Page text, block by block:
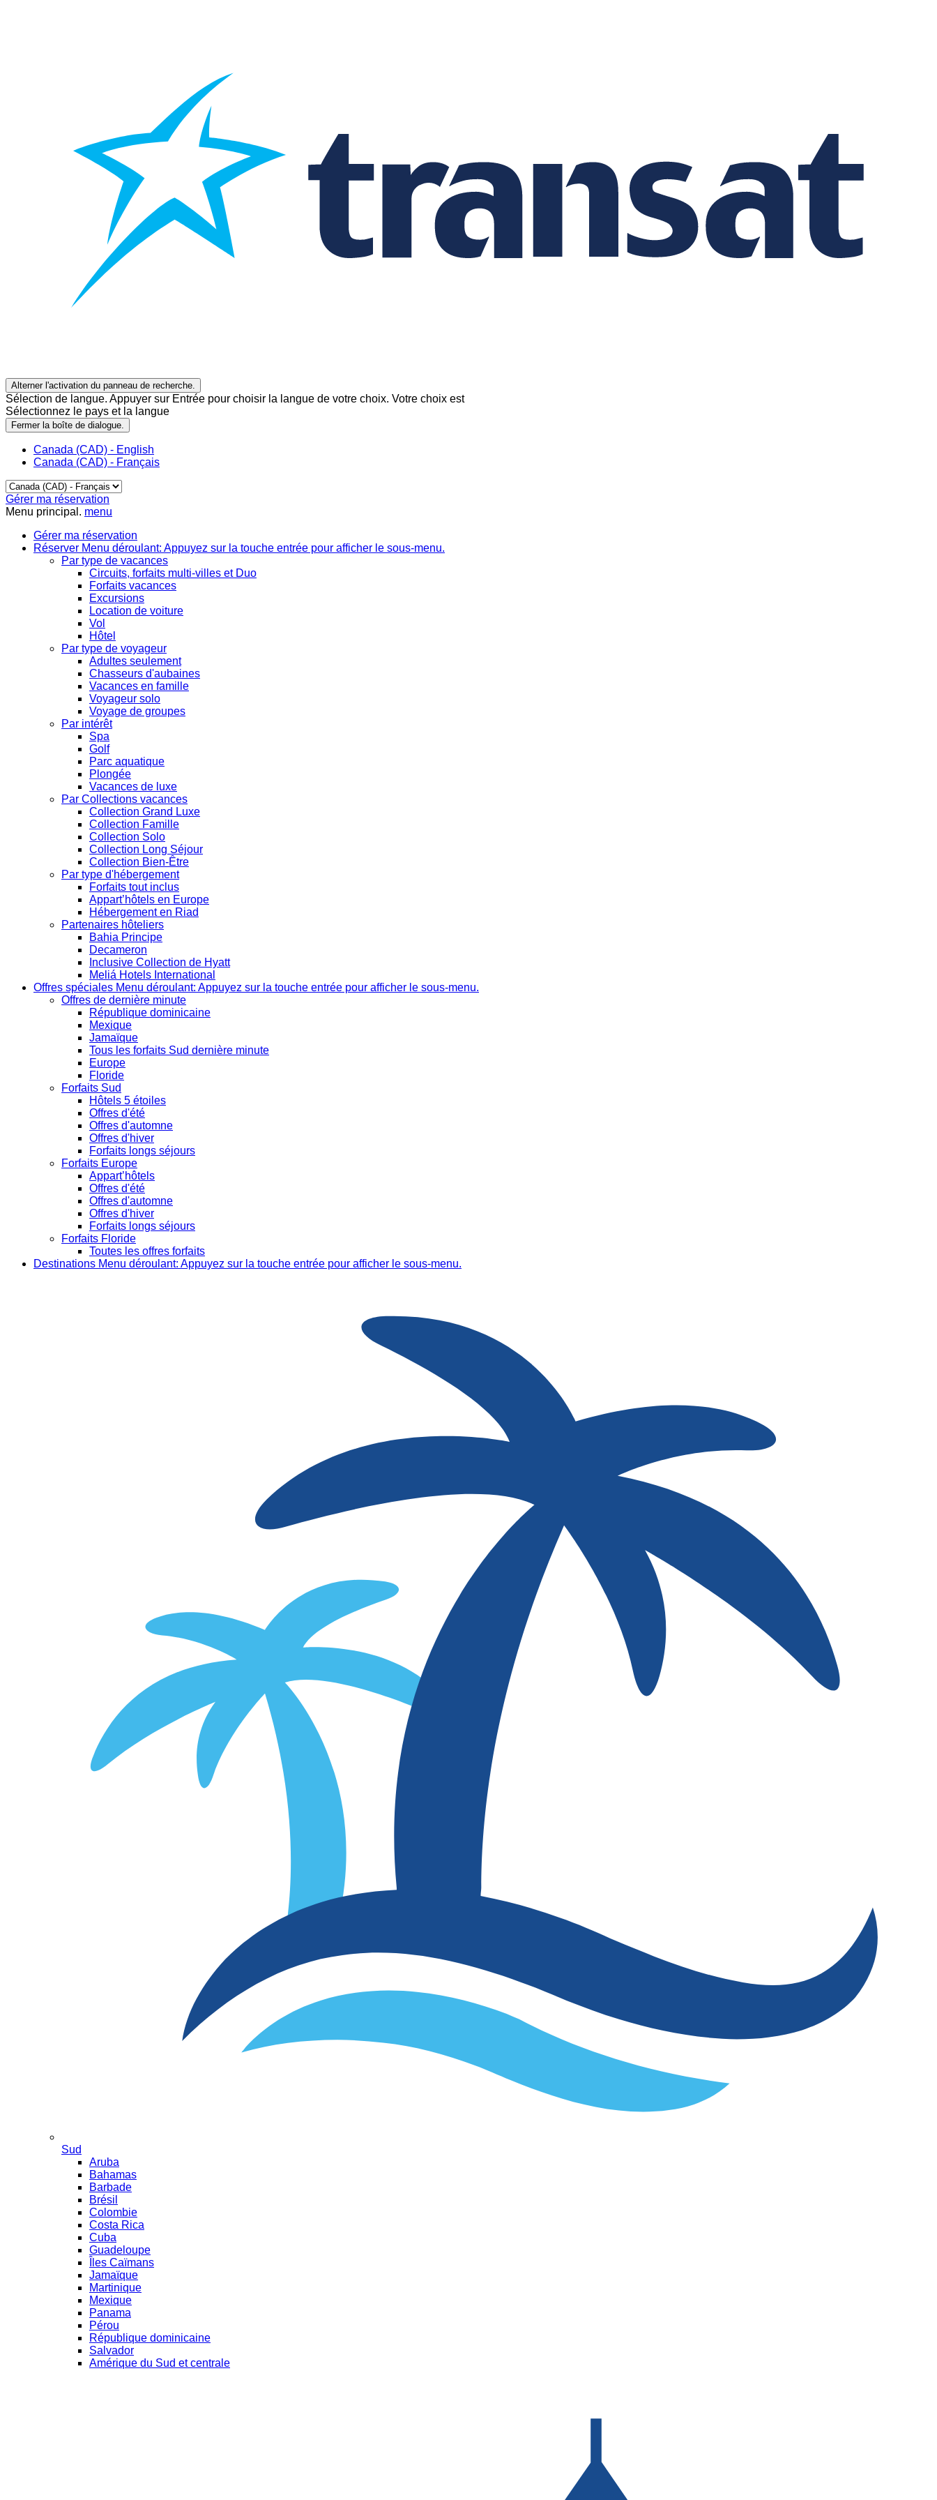
Alterner l'activation du panneau de recherche.
Sélection de langue. Appuyer sur Entrée pour choisir la langue de votre choix. Votre choix est
Sélectionnez le pays et la langue
Fermer la boîte de dialogue.
Canada (CAD) - English
Canada (CAD) - Français
Gérer ma réservation
Menu principal. menu
Gérer ma réservation
Réserver Menu déroulant: Appuyez sur la touche entrée pour afficher le sous-menu.
Par type de vacances
Circuits, forfaits multi-villes et Duo
Forfaits vacances
Excursions
Location de voiture
Vol
Hôtel
Par type de voyageur
Adultes seulement
Chasseurs d'aubaines
Vacances en famille
Voyageur solo
Voyage de groupes
Par intérêt
Spa
Golf
Parc aquatique
Plongée
Vacances de luxe
Par Collections vacances
Collection Grand Luxe
Collection Famille
Collection Solo
Collection Long Séjour
Collection Bien-Être
Par type d'hébergement
Forfaits tout inclus
Appart’hôtels en Europe
Hébergement en Riad
Partenaires hôteliers
Bahia Principe
Decameron
Inclusive Collection de Hyatt
Meliá Hotels International
Offres spéciales Menu déroulant: Appuyez sur la touche entrée pour afficher le sous-menu.
Offres de dernière minute
République dominicaine
Mexique
Jamaïque
Tous les forfaits Sud dernière minute
Europe
Floride
Forfaits Sud
Hôtels 5 étoiles
Offres d'été
Offres d'automne
Offres d'hiver
Forfaits longs séjours
Forfaits Europe
Appart’hôtels
Offres d'été
Offres d'automne
Offres d'hiver
Forfaits longs séjours
Forfaits Floride
Toutes les offres forfaits
Destinations Menu déroulant: Appuyez sur la touche entrée pour afficher le sous-menu.
Sud
Aruba
Bahamas
Barbade
Brésil
Colombie
Costa Rica
Cuba
Guadeloupe
Îles Caïmans
Jamaïque
Martinique
Mexique
Panama
Pérou
République dominicaine
Salvador
Amérique du Sud et centrale